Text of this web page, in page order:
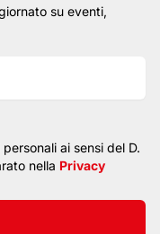
su eventi,
ai sensi del D.
nella Privacy